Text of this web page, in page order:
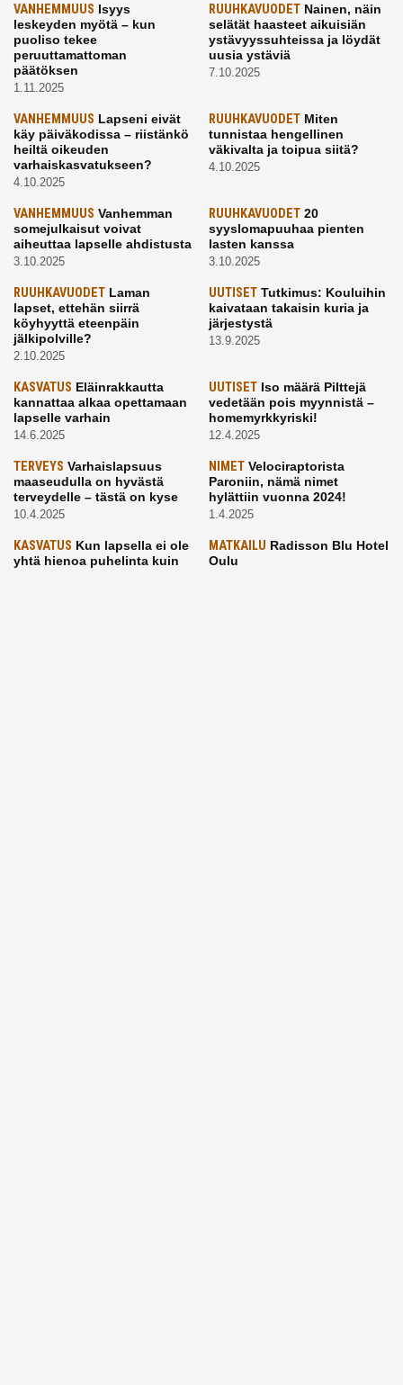
VANHEMMUUS Isyys
leskeyden myötä – kun
puoliso tekee
peruuttamattoman
päätöksen
1.11.2025
RUUHKAVUODETNainen, näin
selätät haasteet aikuisiän
ystävyyssuhteissa ja löydät
uusia ystäviä
7.10.2025
VANHEMMUUS Lapseni eivät
käy päiväkodissa – riistänkö
heiltä oikeuden
varhaiskasvatukseen?
4.10.2025
RUUHKAVUODETMiten
tunnistaa hengellinen
väkivalta ja toipua siitä?
4.10.2025
VANHEMMUUS Vanhemman
somejulkaisut voivat
aiheuttaa lapselle ahdistusta
3.10.2025
RUUHKAVUODET20
syyslomapuuhaa pienten
lasten kanssa
3.10.2025
RUUHKAVUODET Laman
lapset, ettehän siirrä
köyhyyttä eteenpäin
jälkipolville?
2.10.2025
UUTISETTutkimus: Kouluihin
kaivataan takaisin kuria ja
järjestystä
13.9.2025
KASVATUS Eläinrakkautta
kannattaa alkaa opettamaan
lapselle varhain
14.6.2025
UUTISETIso määrä Pilttejä
vedetään pois myynnistä –
homemyrkkyriski!
12.4.2025
TERVEYS Varhaislapsuus
maaseudulla on hyvästä
terveydelle – tästä on kyse
10.4.2025
NIMETVelociraptorista
Paroniin, nämä nimet
hylättiin vuonna 2024!
1.4.2025
KASVATUS Kun lapsella ei ole
yhtä hienoa puhelinta kuin
MATKAILU Radisson Blu Hotel
Oulu